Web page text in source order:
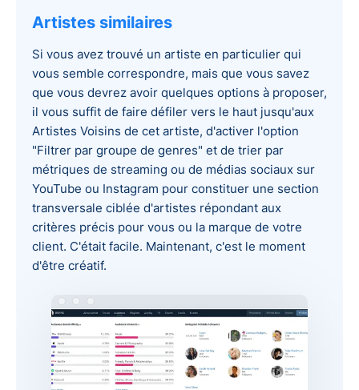
Artistes similaires
Si vous avez trouvé un artiste en particulier qui
vous semble correspondre, mais que vous savez
que vous devrez avoir quelques options à proposer,
il vous suffit de faire défiler vers le haut jusqu'aux
Artistes Voisins de cet artiste, d'activer l'option
"Filtrer par groupe de genres" et de trier par
métriques de streaming ou de médias sociaux sur
YouTube ou Instagram pour constituer une section
transversale ciblée d'artistes répondant aux
critères précis pour vous ou la marque de votre
client. C'était facile. Maintenant, c'est le moment
d'être créatif.